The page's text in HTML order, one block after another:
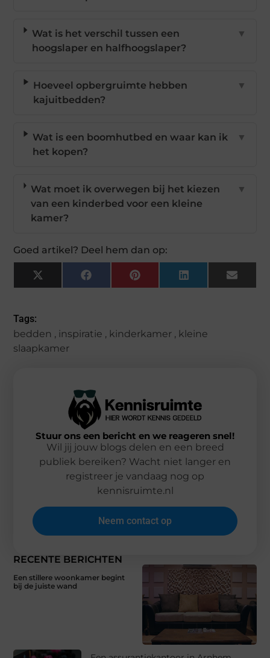
Wat is het verschil tussen een
hoogslaper en halfhoogslaper?
▼
Hoeveel opbergruimte hebben
kajuitbedden?
▼
Wat is een boomhutbed en waar kan ik
het kopen?
▼
Wat moet ik overwegen bij het kiezen
van een kinderbed voor een kleine
kamer?
▼
Goed artikel? Deel hem dan op:
X
(Twitter)
FacebookPinterestLinkedIn Email
Tags:
bedden , inspiratie , kinderkamer , kleine
slaapkamer
RECENTE BERICHTEN
Een stillere woonkamer begint
bij de juiste wand
Stuur ons een bericht en we reageren snel!
Wil jij jouw blogs delen en een breed
publiek bereiken? Wacht niet langer en
registreer je vandaag nog op
kennisruimte.nl
Neem contact op